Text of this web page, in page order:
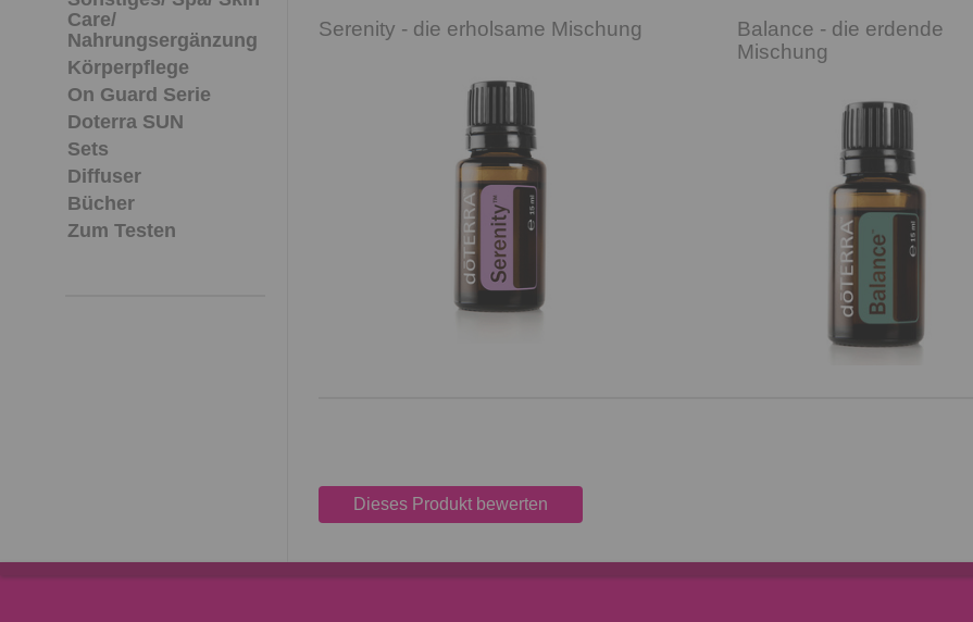
Care/
Nahrungsergänzung
Körperpflege
On Guard Serie
Doterra SUN
Sets
Diffuser
Bücher
Zum Testen
Serenity - die erholsame Mischung
Balance - die erdende
Mischung
Dieses Produkt bewerten